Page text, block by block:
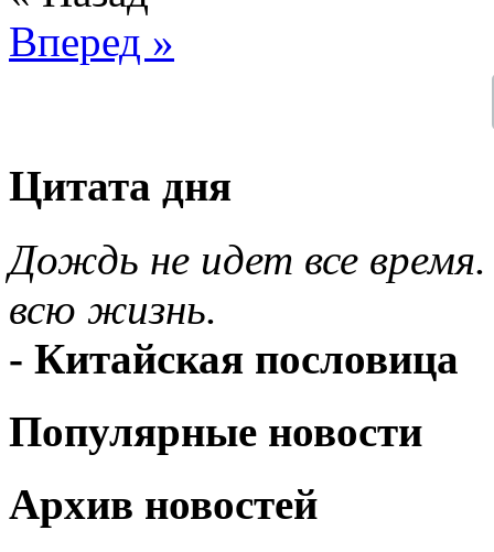
Вперед »
Цитата дня
Дождь не идет все
всю жизнь.
- Китайская пословица
Популярные новости
Архив новостей